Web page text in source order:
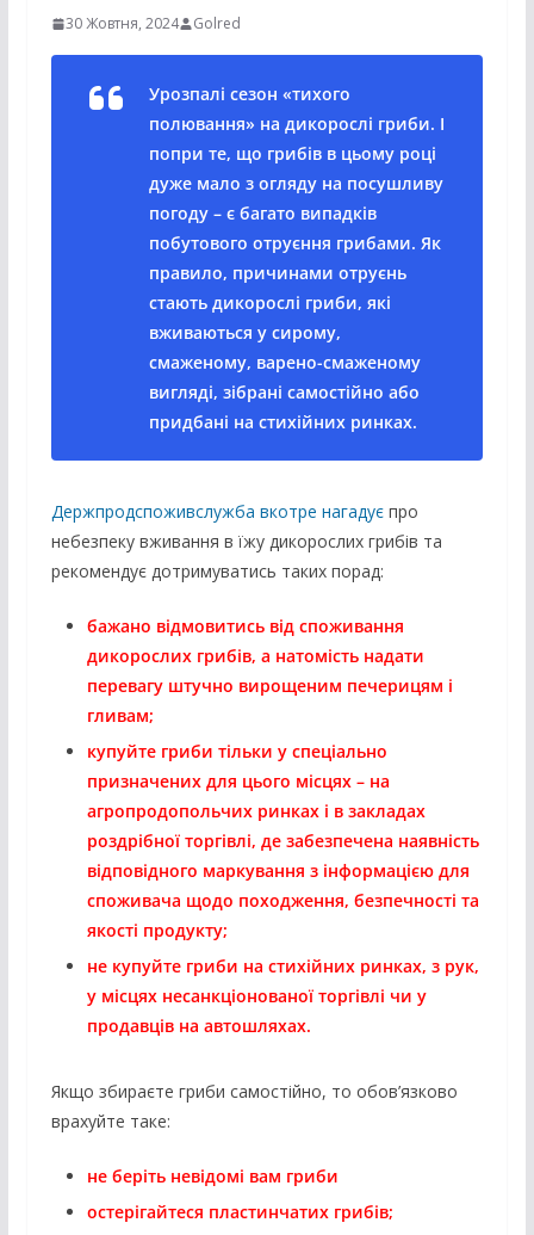
30 Жовтня, 2024 Golred
Урозпалі сезон «тихого
полювання» на дикорослі гриби. І
попри те, що грибів в цьому році
дуже мало з огляду на посушливу
погоду – є багато випадків
побутового отруєння грибами. Як
правило, причинами отруєнь
стають дикорослі гриби, які
вживаються у сирому,
смаженому, варено-смаженому
вигляді, зібрані самостійно або
придбані на стихійних ринках.
Держпродспоживслужба вкотре нагадуєпро
небезпеку вживання в їжу дикорослих грибів та
рекомендує дотримуватись таких порад:
бажано відмовитись від споживання
дикорослих грибів, а натомість надати
перевагу штучно вирощеним печерицям і
гливам;
купуйте гриби тільки у спеціально
призначених для цього місцях – на
агропродопольчих ринках і в закладах
роздрібної торгівлі, де забезпечена наявність
відповідного маркування з інформацією для
споживача щодо походження, безпечності та
якості продукту;
не купуйте гриби на стихійних ринках, з рук,
у місцях несанкціонованої торгівлі чи у
продавців на автошляхах.
Якщо збираєте гриби самостійно, то обов’язково
врахуйте таке:
не беріть невідомі вам гриби
остерігайтеся пластинчатих грибів;